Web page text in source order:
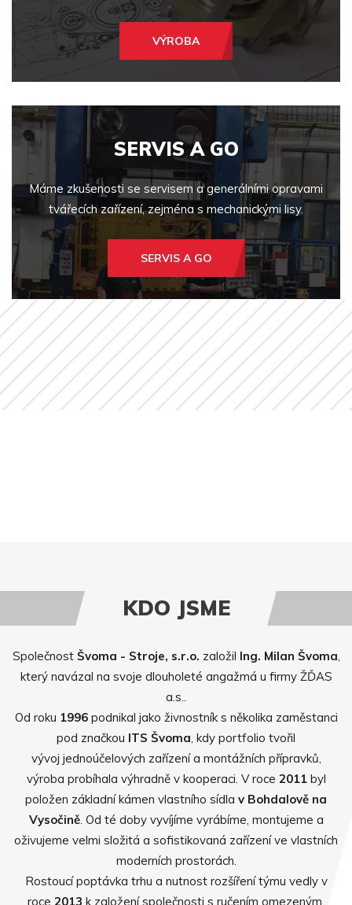
VÝROBA
SERVIS A GO
Máme zkušenosti se servisem a generálními opravami
tvářecích zařízení, zejména s mechanickými lisy.
SERVIS A GO
KDO JSME
Společnost Švoma - Stroje, s.r.o. založil Ing. Milan Švoma,
který navázal na svoje dlouholeté angažmá u firmy ŽĎAS
a.s..
Od roku 1996podnikal jako živnostník s několika zaměstanci
pod značkou ITS Švoma, kdy portfolio tvořil
vývoj jednoúčelových zařízení a montážních přípravků,
výroba probíhala výhradně v kooperaci. V roce 2011byl
položen základní kámen vlastního sídla v Bohdalově na
Vysočině. Od té doby vyvíjíme vyrábíme, montujeme a
oživujeme velmi složitá a sofistikovaná zařízení ve vlastních
moderních prostorách.
Rostoucí poptávka trhu a nutnost rozšíření týmu vedly v
roce 2013 k založení společnosti s ručením omezeným.